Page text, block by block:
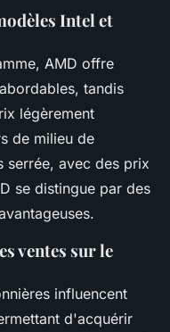
Intel et
AMD offre
tandis
légèrement
de milieu de
serrée, avec des prix
se distingue par des
ventes sur le
influencent
d'acquérir